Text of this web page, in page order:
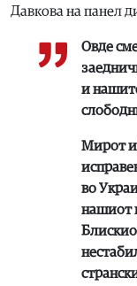
Давкова на панел
Овде
и
Мирот и
во
нашиот